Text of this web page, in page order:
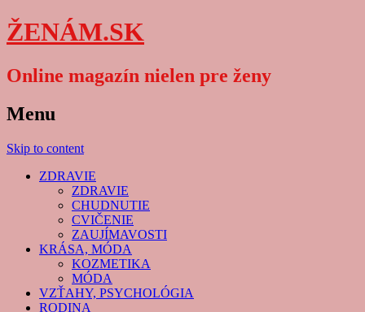
ŽENÁM.SK
Online magazín nielen pre ženy
Menu
Skip to content
ZDRAVIE
ZDRAVIE
CHUDNUTIE
CVIČENIE
ZAUJÍMAVOSTI
KRÁSA, MÓDA
KOZMETIKA
MÓDA
VZŤAHY, PSYCHOLÓGIA
RODINA